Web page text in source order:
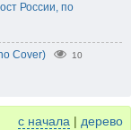
России, по
Cover) 10
с начала | дерево